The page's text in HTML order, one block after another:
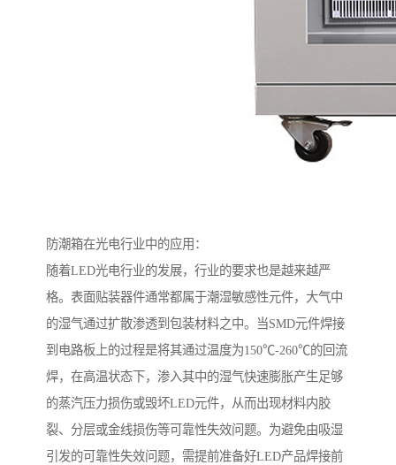
防潮箱在光电行业中的应用：
随着LED光电行业的发展，行业的要求也是越来越严
格。表面贴装器件通常都属于潮湿敏感性元件，大气中
的湿气通过扩散渗透到包装材料之中。当SMD元件焊接
到电路板上的过程是将其通过温度为150℃-260℃的回流
焊，在高温状态下，渗入其中的湿气快速膨胀产生足够
的蒸汽压力损伤或毁坏LED元件，从而出现材料内胶
裂、分层或金线损伤等可靠性失效问题。为避免由吸湿
引发的可靠性失效问题，需提前准备好LED产品焊接前